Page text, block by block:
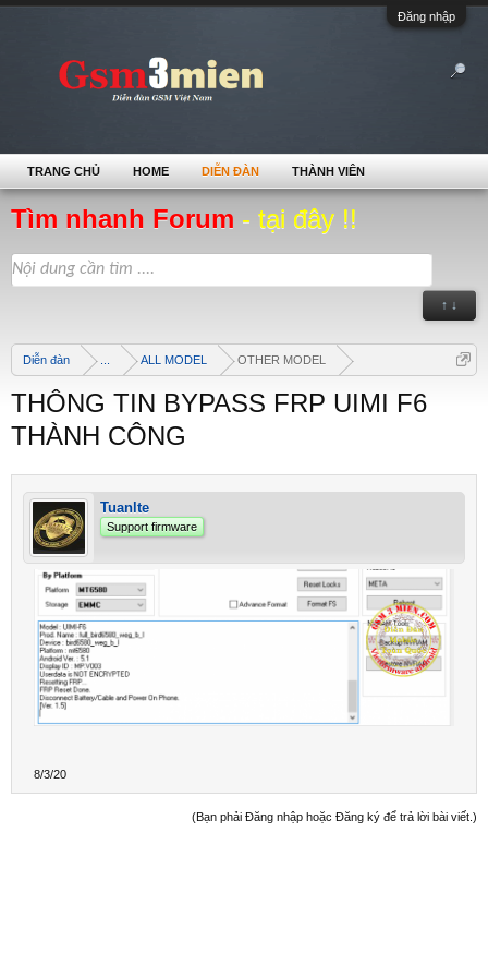
Đăng nhập
Tìm nhanh Forum - tại đây !!
↑ ↓
Diễn đàn ALL MODEL OTHER MODEL
THÔNG TIN BYPASS FRP UIMI F6
THÀNH CÔNG
Tuanlte
Support firmware
8/3/20
(Bạn phải Đăng nhập hoặc Đăng ký để trả lời bài viết.)
TRANG CHỦ HOME DIỄN ĐÀN THÀNH VIÊN